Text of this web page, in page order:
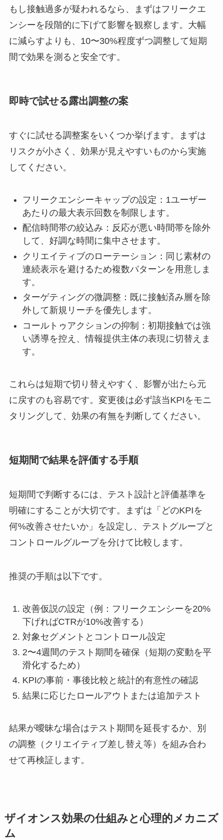
もし接触過多が疑われるなら、まずはフリークエ
ンシーを段階的に下げて影響を観察します。大幅
に減らすよりも、10〜30%程度ずつ調整して短期
間で効果を測ると安全です。
即時で試せる露出調整の案
すぐに試せる調整案をいくつか挙げます。まずは
リスクが小さく、効果が見えやすいものから実施
してください。
フリークエンシーキャップの設定：1ユーザー
あたりの最大表示回数を制限します。
配信時間帯の絞込み：反応が悪い時間帯を除外
して、好調な時間に集中させます。
クリエイティブのローテーション：同じ素材の
連続表示を避けるため複数パターンを用意しま
す。
ターゲティングの微調整：既に接触済み層を除
外して新規リーチを優先します。
コールトゥアクションの抑制：初期接触では強
い誘導を控え、情報提供主体の表現に切替えま
す。
これらは短期で切り替えやすく、影響が出たら元
に戻すのも容易です。変更後は必ず該当KPIをモニ
タリングして、効果の有無を判断してください。
短期間で結果を評価する手順
短期間で判断するには、テスト設計と評価基準を
明確にすることが大切です。まずは「どのKPIを
何%改善させたいか」を設定し、テストグループと
コントロールグループを分けて比較します。
推奨の手順は以下です。
改善仮説の設定（例：フリークエンシーを20%
下げればCTRが10%改善する）
対象セグメントとコントロール設定
2〜4週間のテスト期間を確保（短期の変動を平
滑化するため）
KPIの事前・事後比較と統計的有意性の確認
結果に応じたロールアウトまたは追加テスト
結果が曖昧な場合はテスト期間を延長するか、別
の調整（クリエイティブ差し替え等）を組み合わ
せて再検証します。
ザイオンス効果の仕組みと心理的メカニズ
ム